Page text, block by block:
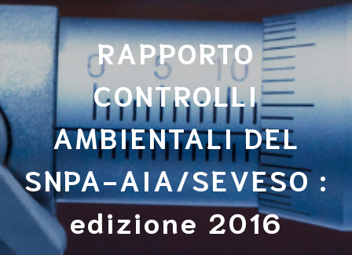
RAPPORTO
CONTROLLI
AMBIENTALI DEL
SNPA-AIA/SEVESO :
edizione 2016